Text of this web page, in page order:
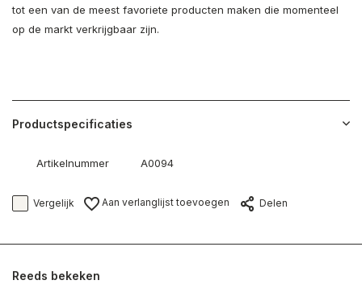
tot een van de meest favoriete producten maken die momenteel
op de markt verkrijgbaar zijn.
Productspecificaties
Artikelnummer A0094
Vergelijk Aan verlanglijst toevoegen Delen
Reeds bekeken